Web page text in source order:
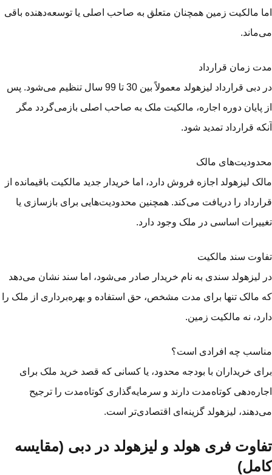
مالکیت زمین همچنان متعلق به صاحب اصلی یا توسعه‌دهنده باقی
زمان قرارداد
در دبی قرارداد لیزهولد معمولاً بین 30 تا 99 سال تنظیم می‌شود. پس
پایان دوره اجاره، مالکیت ملک به صاحب اصلی بازمی‌گردد مگر
قرارداد تمدید شود.
مالک
لیزهولد اجازه فروش دارد، اما خریدار جدید مالکیت باقیمانده از
را دریافت می‌کند. همچنین محدودیت‌هایی برای بازسازی یا
اساسی در ملک وجود دارد.
سند مالکیت
لیزهولد سندی به نام خریدار صادر می‌شود، اما سند نشان می‌دهد
مالک تنها برای مدت مشخص، حق استفاده و بهره‌برداری از ملک را
نه مالکیت زمین.
چه افرادی است؟
خریداران با بودجه محدود، یا کسانی که قصد خرید ملک برای
کوتاه‌مدت دارند و سرمایه‌گذاری کوتاه‌مدت را ترجیح
لیزهولد گزینه‌ای اقتصادی‌تر است.
فری هولد و لیزهولد در دبی (مقایسه